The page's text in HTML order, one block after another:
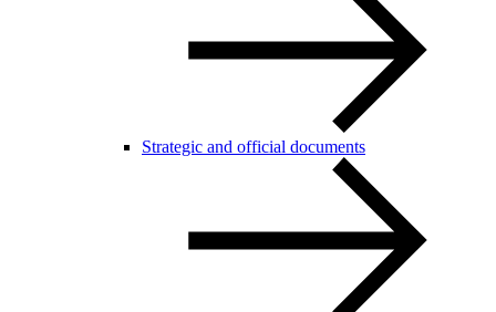
Strategic and official documents